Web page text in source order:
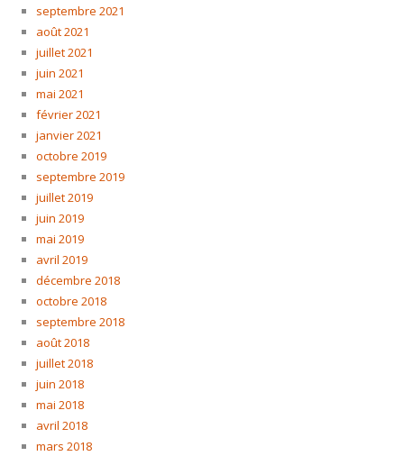
septembre 2021
août 2021
juillet 2021
juin 2021
mai 2021
février 2021
janvier 2021
octobre 2019
septembre 2019
juillet 2019
juin 2019
mai 2019
avril 2019
décembre 2018
octobre 2018
septembre 2018
août 2018
juillet 2018
juin 2018
mai 2018
avril 2018
mars 2018